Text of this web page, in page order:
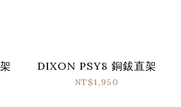
DIXON PSY8 銅鈸直架
NT$1,950